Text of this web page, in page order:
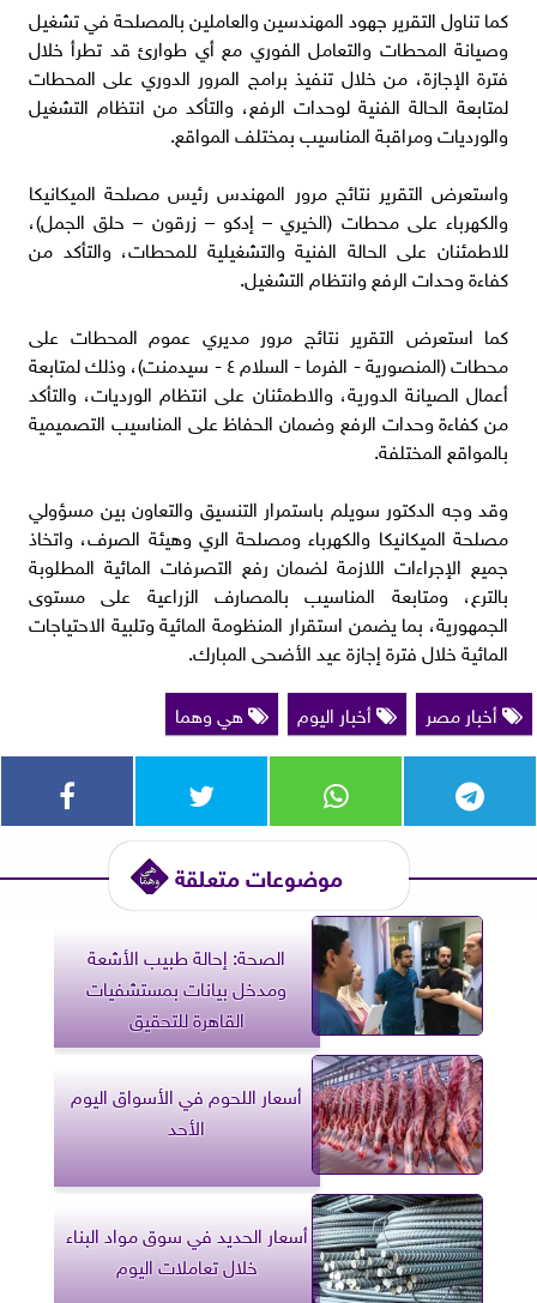
كما تناول التقرير جهود المهندسين والعاملين بالمصلحة في تشغيل
وصيانة المحطات والتعامل الفوري مع أي طوارئ قد تطرأ خلال
فترة الإجازة، من خلال تنفيذ برامج المرور الدوري على المحطات
لمتابعة الحالة الفنية لوحدات الرفع، والتأكد من انتظام التشغيل
والورديات ومراقبة المناسيب بمختلف المواقع.
واستعرض التقرير نتائج مرور المهندس رئيس مصلحة الميكانيكا
والكهرباء على محطات (الخيري – إدكو – زرقون – حلق الجمل)،
للاطمئنان على الحالة الفنية والتشغيلية للمحطات، والتأكد من
كفاءة وحدات الرفع وانتظام التشغيل.
كما استعرض التقرير نتائج مرور مديري عموم المحطات على
محطات (المنصورية - الفرما - السلام ٤ - سيدمنت)، وذلك لمتابعة
أعمال الصيانة الدورية، والاطمئنان على انتظام الورديات، والتأكد
من كفاءة وحدات الرفع وضمان الحفاظ على المناسيب التصميمية
بالمواقع المختلفة.
وقد وجه الدكتور سويلم باستمرار التنسيق والتعاون بين مسؤولي
مصلحة الميكانيكا والكهرباء ومصلحة الري وهيئة الصرف، واتخاذ
جميع الإجراءات اللازمة لضمان رفع التصرفات المائية المطلوبة
بالترع، ومتابعة المناسيب بالمصارف الزراعية على مستوى
الجمهورية، بما يضمن استقرار المنظومة المائية وتلبية الاحتياجات
المائية خلال فترة إجازة عيد الأضحى المبارك.
أخبار مصر
أخبار اليوم هي وهما
موضوعات متعلقة
الصحة: إحالة طبيب الأشعة
ومدخل بيانات بمستشفيات
القاهرة للتحقيق
أسعار اللحوم في الأسواق اليوم
الأحد
أسعار الحديد في سوق مواد البناء
خلال تعاملات اليوم